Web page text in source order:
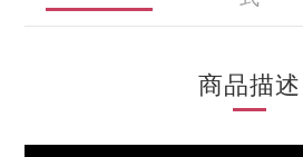
商品描述